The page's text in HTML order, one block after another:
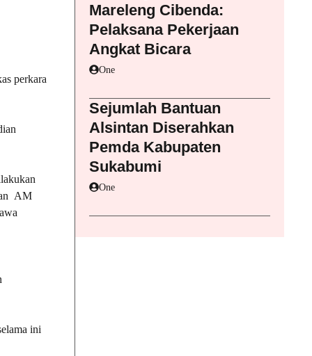
perkara
AM
ini
Mareleng Cibenda:
Pelaksana Pekerjaan
Angkat Bicara
One
Sejumlah Bantuan
Alsintan Diserahkan
Pemda Kabupaten
Sukabumi
One